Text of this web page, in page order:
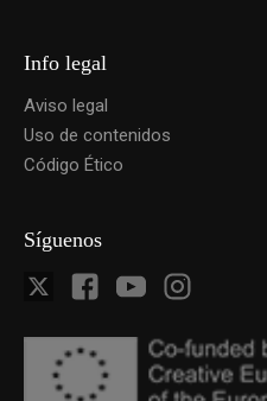
Info legal
Aviso legal
Uso de contenidos
Código Ético
Síguenos